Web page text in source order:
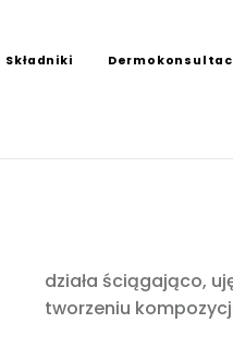
Składniki
działa ściągająco,
tworzeniu